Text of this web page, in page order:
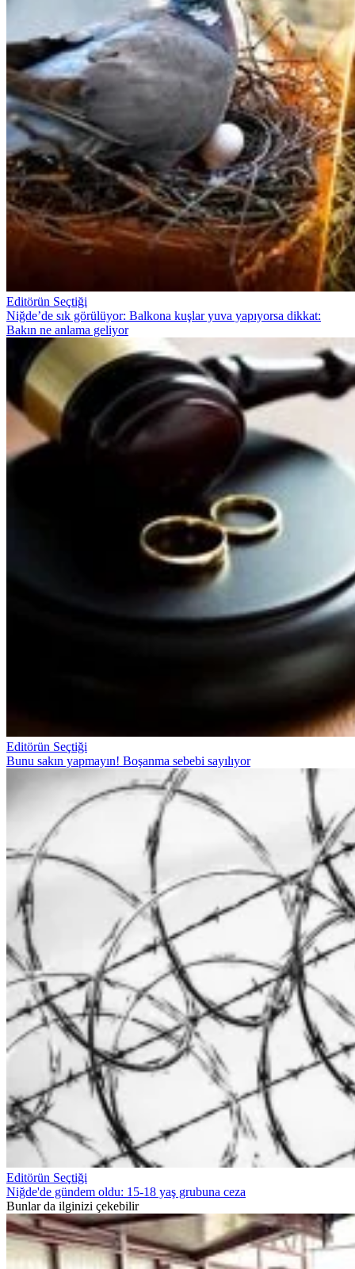
Editörün Seçtiği
Niğde’de sık görülüyor: Balkona kuşlar yuva yapıyorsa dikkat:
Bakın ne anlama geliyor
Editörün Seçtiği
Bunu sakın yapmayın! Boşanma sebebi sayılıyor
Editörün Seçtiği
Niğde'de gündem oldu: 15-18 yaş grubuna ceza
Bunlar da ilginizi çekebilir